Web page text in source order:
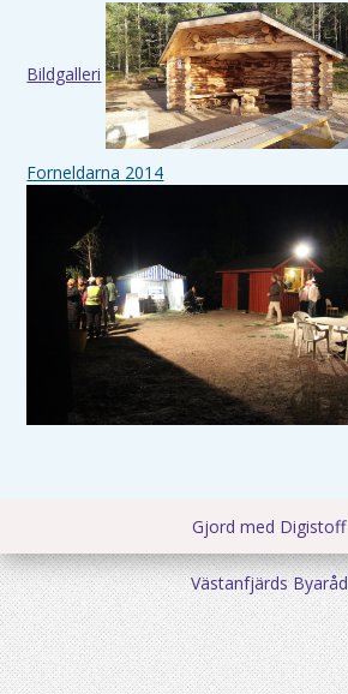
Bildgalleri
Forneldarna 2014
Gjord med Digistoff
Västanfjärds Byaråd